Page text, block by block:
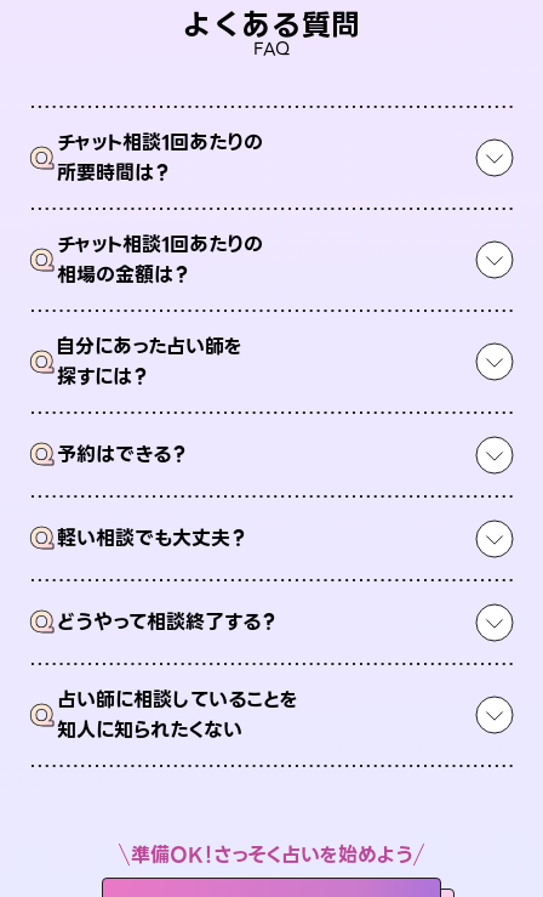
よくある質問
FAQ
Qチャット相談1回あたりの
所要時間は？
Qチャット相談1回あたりの
相場の金額は？
Q自分にあった占い師を
探すには？
Q予約はできる？
Q軽い相談でも大丈夫？
Qどうやって相談終了する？
Q占い師に相談していることを
知人に知られたくない
準備OK！さっそく占いを始めよう